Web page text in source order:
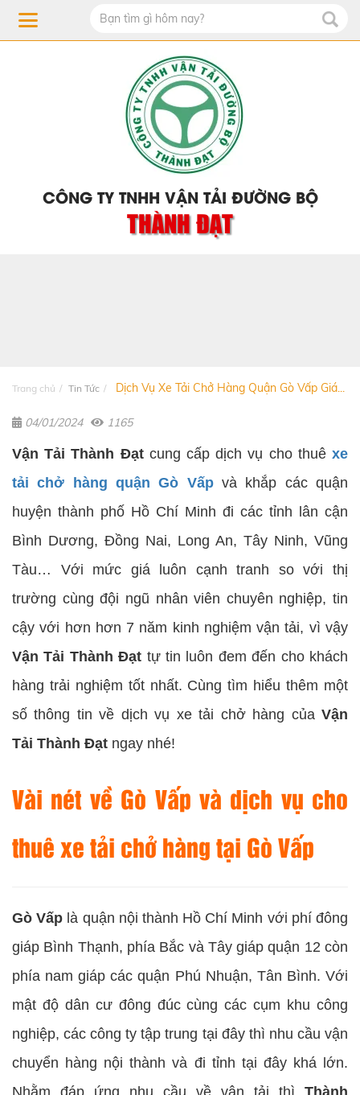
CÔNG TY TNHH VẬN TẢI ĐƯỜNG BỘ
THÀNH ĐẠT
Trang chủ Tin Tức Dịch Vụ Xe Tải Chở Hàng Quận Gò Vấp Giá...
04/01/2024 1165
Vận Tải Thành Đạt cung cấp dịch vụ cho thuêxe
tải chở hàng quận Gò Vấpvà khắp các quận
huyện thành phố Hồ Chí Minh đi các tỉnh lân cận
Bình Dương, Đồng Nai, Long An, Tây Ninh, Vũng
Tàu… Với mức giá luôn cạnh tranh so với thị
trường cùng đội ngũ nhân viên chuyên nghiệp, tin
cậy với hơn hơn 7 năm kinh nghiệm vận tải, vì vậy
Vận Tải Thành Đạt tự tin luôn đem đến cho khách
hàng trải nghiệm tốt nhất. Cùng tìm hiểu thêm một
số thông tin về dịch vụ xe tải chở hàng của Vận
Tải Thành Đạt ngay nhé!
Vài nét về Gò Vấp và dịch vụ cho
thuê xe tải chở hàng tại Gò Vấp
Gò Vấp là quận nội thành Hồ Chí Minh với phí đông
giáp Bình Thạnh, phía Bắc và Tây giáp quận 12 còn
phía nam giáp các quận Phú Nhuận, Tân Bình. Với
mật độ dân cư đông đúc cùng các cụm khu công
nghiệp, các công ty tập trung tại đây thì nhu cầu vận
chuyển hàng nội thành và đi tỉnh tại đây khá lớn.